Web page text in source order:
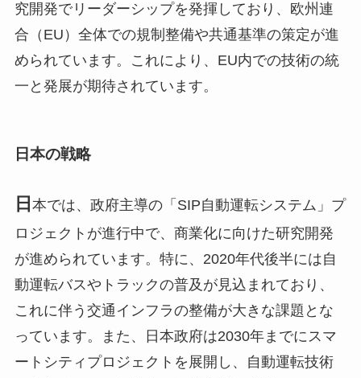
究開発でリーダーシップを発揮しており、欧州連
合（EU）全体での規制整備や共通基準の策定が進
められています。これにより、EU内での技術の統
一と発展が期待されています。
日本の戦略
日 本では、政府主導の「SIP自動運転システム」プ
ロジェクトが進行中で、商業化に向けた研究開発
が進められています。特に、2020年代後半には自
動運転バスやトラックの普及が見込まれており、
これに伴う交通インフラの整備が大きな課題とな
っています。また、日本政府は2030年までにスマ
ートシティプロジェクトを展開し、自動運転技術